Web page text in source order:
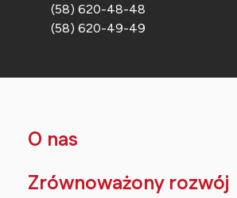
(58) 620-48-48
(58) 620-49-49
O nas
Zrównoważony rozwój